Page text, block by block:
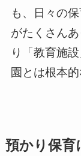
も、日々の
がたくさん
り「教育施
園とは根本
預かり保育